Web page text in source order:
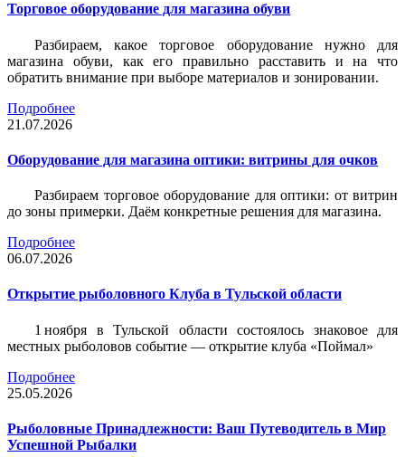
Торговое оборудование для магазина обуви
Разбираем, какое торговое оборудование нужно для
магазина обуви, как его правильно расставить и на что
обратить внимание при выборе материалов и зонировании.
Подробнее
21.07.2026
Оборудование для магазина оптики: витрины для очков
Разбираем торговое оборудование для оптики: от витрин
до зоны примерки. Даём конкретные решения для магазина.
Подробнее
06.07.2026
Открытие рыболовного Клуба в Тульской области
1 ноября в Тульской области состоялось знаковое для
местных рыболовов событие — открытие клуба «Поймал»
Подробнее
25.05.2026
Рыболовные Принадлежности: Ваш Путеводитель в Мир
Успешной Рыбалки